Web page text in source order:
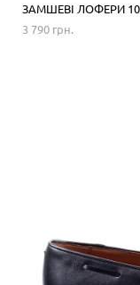
ЗАМШЕВІ ЛОФЕРИ
3 790 грн.